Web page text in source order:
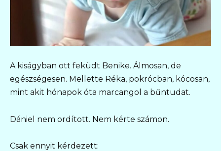
A kiságyban ott feküdt Benike. Álmosan, de
egészségesen. Mellette Réka, pokrócban, kócosan,
mint akit hónapok óta marcangol a bűntudat.
Dániel nem ordított. Nem kérte számon.
Csak ennyit kérdezett: